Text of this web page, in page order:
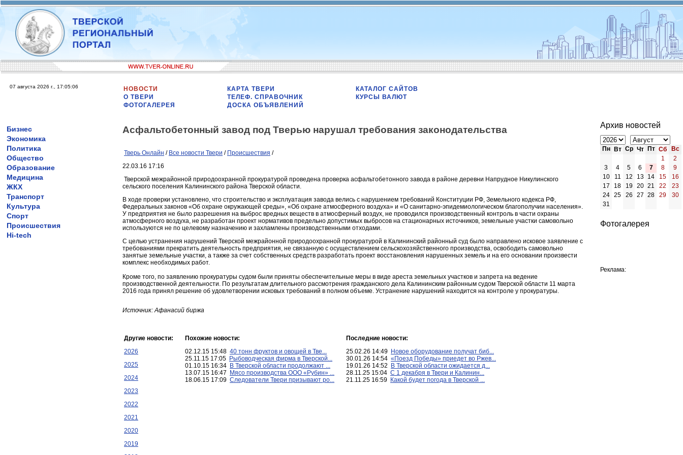
07 августа 2026 г., 17:05:06
НОВОСТИ
О ТВЕРИ
ФОТОГАЛЕРЕЯ
КАРТА ТВЕРИ
ТЕЛЕФ. СПРАВОЧНИК
ДОСКА ОБЪЯВЛЕНИЙ
КАТАЛОГ САЙТОВ
КУРСЫ ВАЛЮТ
Бизнес
Экономика
Политика
Общество
Образование
Медицина
ЖКХ
Транспорт
Культура
Спорт
Происшествия
Hi-tech
Асфальтобетонный завод под Тверью нарушал требования законодательства
Тверь Онлайн / Все новости Твери / Происшествия /
22.03.16 17:16
Тверской межрайонной природоохранной прокуратурой проведена проверка асфальтобетонного завода в районе деревни Напрудное Никулинского
сельского поселения Калининского района Тверской области.
В ходе проверки установлено, что строительство и эксплуатация завода велись с нарушением требований Конституции РФ, Земельного кодекса РФ,
Федеральных законов «Об охране окружающей среды», «Об охране атмосферного воздуха» и «О санитарно-эпидемиологическом благополучии населения».
У предприятия не было разрешения на выброс вредных веществ в атмосферный воздух, не проводился производственный контроль в части охраны
атмосферного воздуха, не разработан проект нормативов предельно допустимых выбросов на стационарных источников, земельные участки самовольно
используются не по целевому назначению и захламлены производственными отходами.
С целью устранения нарушений Тверской межрайонной природоохранной прокуратурой в Калининский районный суд было направлено исковое заявление с
требованиями прекратить деятельность предприятия, не связанную с осуществлением сельскохозяйственного производства, освободить самовольно
занятые земельные участки, а также за счет собственных средств разработать проект восстановления нарушенных земель и на его основании произвести
комплекс необходимых работ.
Кроме того, по заявлению прокуратуры судом были приняты обеспечительные меры в виде ареста земельных участков и запрета на ведение
производственной деятельности. По результатам длительного рассмотрения гражданского дела Калининским районным судом Тверской области 11 марта
2016 года принял решение об удовлетворении исковых требований в полном объеме. Устранение нарушений находится на контроле у прокуратуры.
Источник: Афанасий биржа
Другие новости:
2026
2025
2024
2023
2022
2021
2020
2019
Похожие новости:
02.12.15 15:48 40 тонн фруктов и овощей в Тве...
25.11.15 17:05 Рыбоводческая фирма в Тверской...
01.10.15 16:34 В Тверской области продолжают ...
13.07.15 16:47
Мясо производства ООО «Рубин» ...
18.06.15 17:09 Следователи Твери призывают ро...
Последние новости:
25.02.26 14:49 Новое оборудование получат биб...
30.01.26 14:54 «Поезд Победы» приедет во Ржев...
19.01.26 14:52
В Тверской области ожидается д...
28.11.25 15:04 С 1 декабря в Твери и Калинин...
21.11.25 16:59 Какой будет погода в Тверской ...
Архив новостей
Пн Вт Ср Чт Пт Сб
Вс
1
2
3
4 5 6 7 8
9
10
11 12 13 14 15
16
17
18 19 20 21 22
23
24
25 26 27 28 29
30
31
Фотогалерея
Реклама: